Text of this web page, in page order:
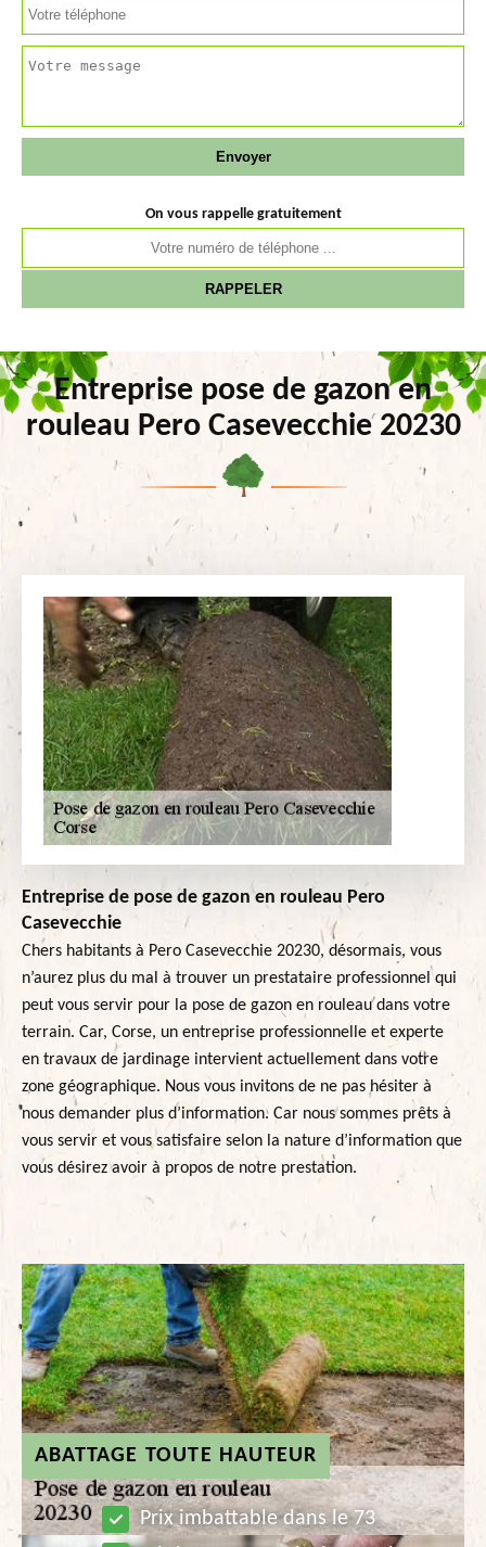
ABATTAGE TOUTE HAUTEUR
Prix imbattable dans le 73
On vous rappelle gratuitement
Entreprise pose de gazon en
rouleau Pero Casevecchie 20230
Entreprise de pose de gazon en rouleau Pero
Casevecchie
Chers habitants à Pero Casevecchie 20230, désormais, vous
n’aurez plus du mal à trouver un prestataire professionnel qui
peut vous servir pour la pose de gazon en rouleau dans votre
terrain. Car, Corse, un entreprise professionnelle et experte
en travaux de jardinage intervient actuellement dans votre
zone géographique. Nous vous invitons de ne pas hésiter à
nous demander plus d’information. Car nous sommes prêts à
vous servir et vous satisfaire selon la nature d’information que
vous désirez avoir à propos de notre prestation.